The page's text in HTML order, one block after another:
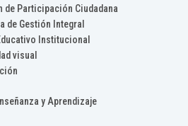
de Participación Ciudadana
de Gestión Integral
Institucional
visual
y Aprendizaje